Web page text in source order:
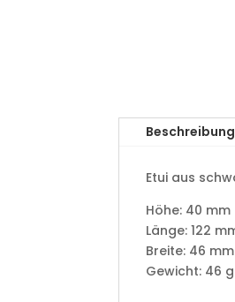
Beschreibung
Etui aus
Höhe: 40 mm
Länge:122
Breite: 46 mm
Gewicht: 46 g